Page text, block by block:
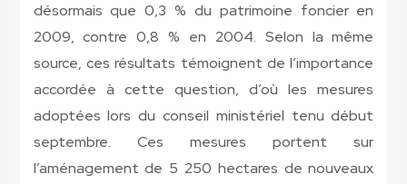
désormais que 0,3 % du patrimoine foncier en
2009, contre 0,8 % en 2004. Selon la même
source, ces résultats témoignent de l’importance
accordée à cette question, d’où les mesures
adoptées lors du conseil ministériel tenu début
septembre. Ces mesures portent sur
l’aménagement de 5 250 hectares de nouveaux